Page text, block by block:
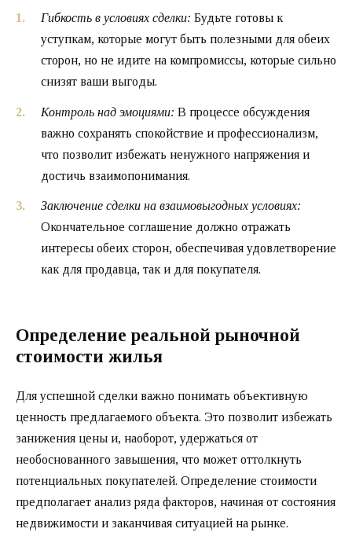
Гибкость в условиях сделки: Будьте готовы к
уступкам, которые могут быть полезными для обеих
сторон, но не идите на компромиссы, которые сильно
снизят ваши выгоды.
Контроль над эмоциями: В процессе обсуждения
важно сохранять спокойствие и профессионализм,
что позволит избежать ненужного напряжения и
достичь взаимопонимания.
Заключение сделки на взаимовыгодных условиях:
Окончательное соглашение должно отражать
интересы обеих сторон, обеспечивая удовлетворение
как для продавца, так и для покупателя.
Определение реальной рыночной
стоимости жилья
Для успешной сделки важно понимать объективную
ценность предлагаемого объекта. Это позволит избежать
занижения цены и, наоборот, удержаться от
необоснованного завышения, что может оттолкнуть
потенциальных покупателей. Определение стоимости
предполагает анализ ряда факторов, начиная от состояния
недвижимости и заканчивая ситуацией на рынке.